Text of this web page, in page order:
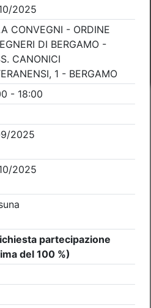
Ingegneri
dal8/8/2026
iCal Feed RSS
provincia di Bergamo
Contabilità